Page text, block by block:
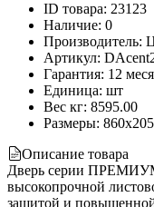
ID товара: 23123
Наличие: 0
Производитель:
Артикул:
Гарантия: 12
Единица: шт
Вес кг: 8595.00
Размеры:
Описание товара
Дверь серии ПРЕМИУМ
высокопрочной
защитой и